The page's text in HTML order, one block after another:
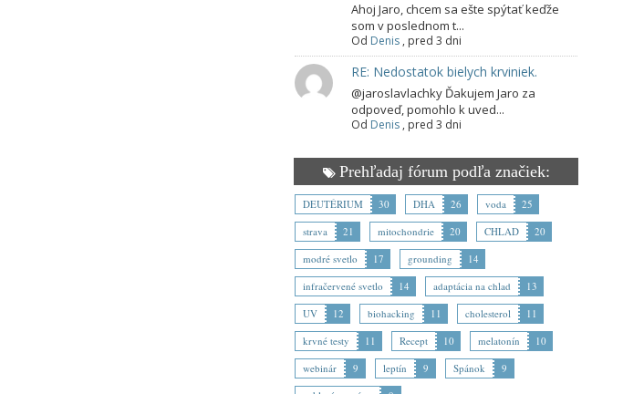
Ahoj Jaro, chcem sa ešte spýtať keďže
som v poslednom t...
Od Denis , pred 3 dni
RE: Nedostatok bielych krviniek.
@jaroslavlachky Ďakujem Jaro za
odpoveď, pomohlo k uved...
Od Denis , pred 3 dni
Prehľadaj fórum podľa značiek:
DEUTÉRIUM 30 DHA 26 voda
25
strava
21 mitochondrie 20 CHLAD
20
modré svetlo
17 grounding
14
infračervené svetlo
14 adaptácia na chlad
13
UV
12 biohacking 11 cholesterol
11
krvné testy
11 Recept 10 melatonín
10
webinár
9 leptín 9 Spánok
9